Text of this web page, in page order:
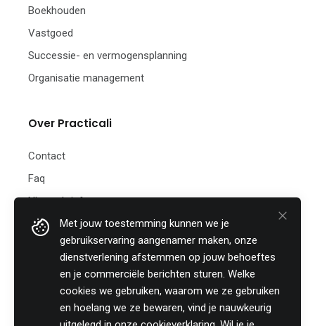
Met jouw toestemming kunnen we je
gebruikservaring aangenamer maken, onze
dienstverlening afstemmen op jouw behoeftes
en je commerciële berichten sturen. Welke
cookies we gebruiken, waarom we ze gebruiken
en hoelang we ze bewaren, vind je nauwkeurig
Boekhouden
Vastgoed
Successie- en vermogensplanning
Organisatie management
Over Practicali
Contact
Faq
Nieuwsbrief
Practicali bv
Hof te Perremans 16
+32 (0)46 820 02 12
Fax: +32 (0)51 85 00 78